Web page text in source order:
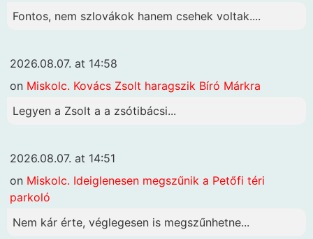
Fontos, nem szlovákok hanem csehek voltak....
2026.08.07. at 14:58
on Miskolc. Kovács Zsolt haragszik Bíró Márkra
Legyen a Zsolt a a zsótibácsi...
2026.08.07. at 14:51
on Miskolc. Ideiglenesen megszűnik a Petőfi téri
parkoló
Nem kár érte, véglegesen is megszűnhetne...